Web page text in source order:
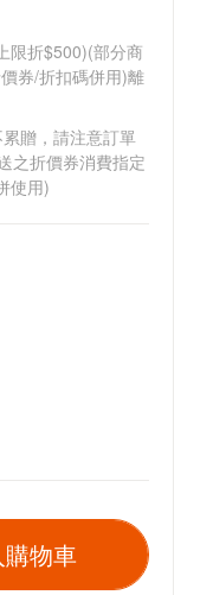
限折$500)(部分商
券/折扣碼併用)離
贈，請注意訂單
之折價券消費指定
使用)
物車